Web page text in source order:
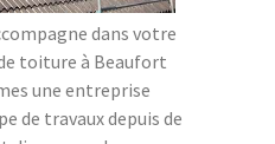
dans votre
toiture à Beaufort
une entreprise
de travaux depuis de